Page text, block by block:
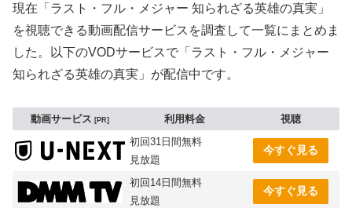
現在「ラスト・フル・メジャー 知られざる英雄の真実」
を視聴できる動画配信サービスを調査して一覧にまとめま
した。以下のVODサービスで「ラスト・フル・メジャー
知られざる英雄の真実」が配信中です。
動画サービス PR 利用料金
視聴
初回31日間無料
見放題
今すぐ見る
初回14日間無料
見放題
今すぐ見る